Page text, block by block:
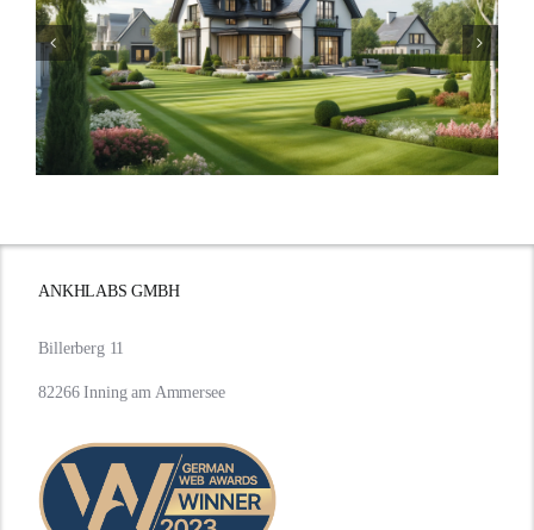
Bauzinsen im Sturm: Die
aktuelle Entwicklung
beleuchtet.
ANKHLABS GMBH
Billerberg 11
82266 Inning am Ammersee